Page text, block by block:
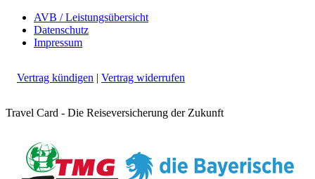
AVB / Leistungsübersicht
Datenschutz
Impressum
Vertrag kündigen | Vertrag widerrufen
Travel Card - Die Reiseversicherung der Zukunft